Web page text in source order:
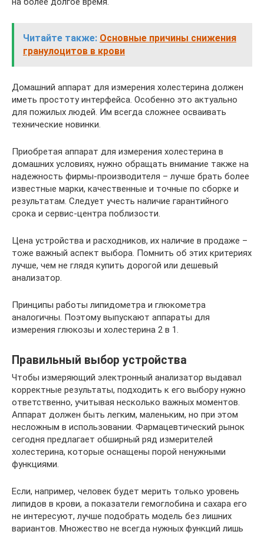
Читайте также: Основные причины снижения
гранулоцитов в крови
Домашний аппарат для измерения холестерина должен
иметь простоту интерфейса. Особенно это актуально
для пожилых людей. Им всегда сложнее осваивать
технические новинки.
Приобретая аппарат для измерения холестерина в
домашних условиях, нужно обращать внимание также на
надежность фирмы-производителя – лучше брать более
известные марки, качественные и точные по сборке и
результатам. Следует учесть наличие гарантийного
срока и сервис-центра поблизости.
Цена устройства и расходников, их наличие в продаже –
тоже важный аспект выбора. Помнить об этих критериях
лучше, чем не глядя купить дорогой или дешевый
анализатор.
Принципы работы липидометра и глюкометра
аналогичны. Поэтому выпускают аппараты для
измерения глюкозы и холестерина 2 в 1.
Правильный выбор устройства
Чтобы измеряющий электронный анализатор выдавал
корректные результаты, подходить к его выбору нужно
ответственно, учитывая несколько важных моментов.
Аппарат должен быть легким, маленьким, но при этом
несложным в использовании. Фармацевтический рынок
сегодня предлагает обширный ряд измерителей
холестерина, которые оснащены порой ненужными
функциями.
Если, например, человек будет мерить только уровень
липидов в крови, а показатели гемоглобина и сахара его
не интересуют, лучше подобрать модель без лишних
вариантов. Множество не всегда нужных функций лишь